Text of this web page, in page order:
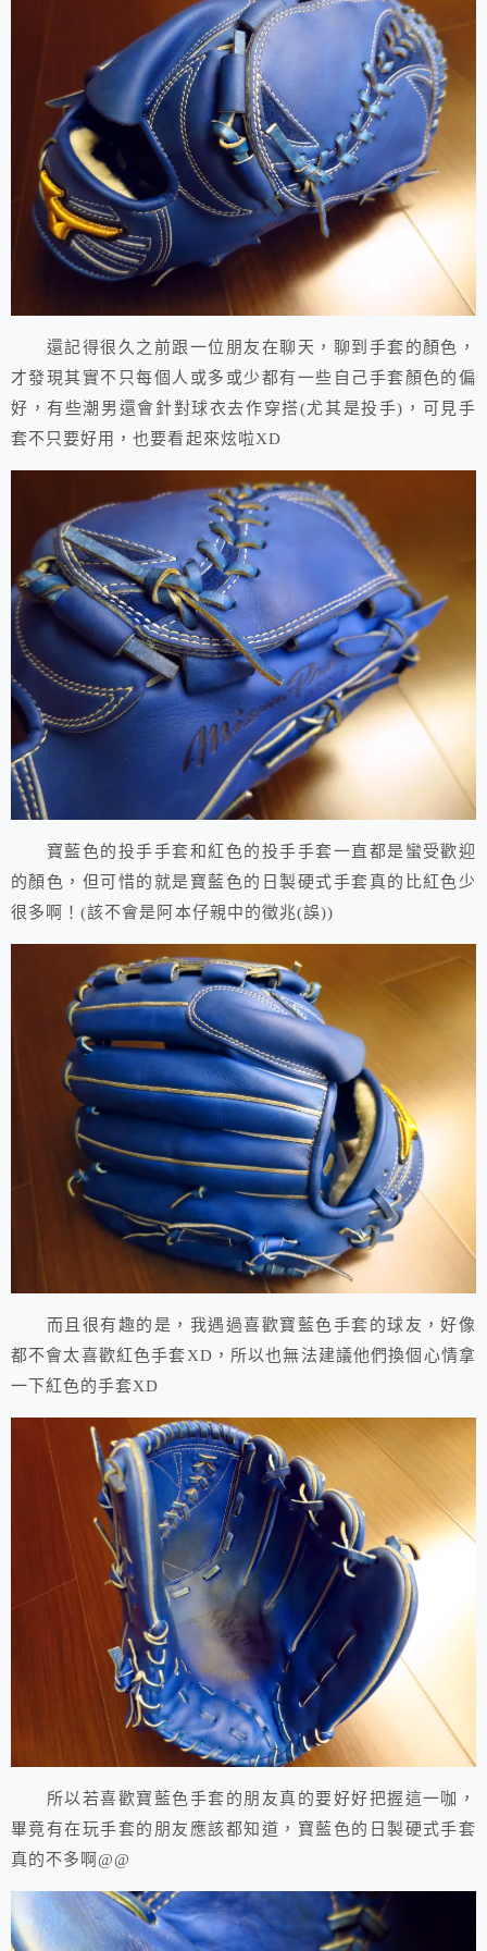
還記得很久之前跟一位朋友在聊天，聊到手套的顏色，
才發現其實不只每個人或多或少都有一些自己手套顏色的偏
好，有些潮男還會針對球衣去作穿搭(尤其是投手)，可見手
套不只要好用，也要看起來炫啦XD
寶藍色的投手手套和紅色的投手手套一直都是蠻受歡迎
的顏色，但可惜的就是寶藍色的日製硬式手套真的比紅色少
很多啊！(該不會是阿本仔親中的徵兆(誤))
而且很有趣的是，我遇過喜歡寶藍色手套的球友，好像
都不會太喜歡紅色手套XD，所以也無法建議他們換個心情拿
一下紅色的手套XD
所以若喜歡寶藍色手套的朋友真的要好好把握這一咖，
畢竟有在玩手套的朋友應該都知道，寶藍色的日製硬式手套
真的不多啊@@